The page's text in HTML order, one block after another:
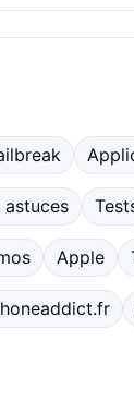
astuces
Apple